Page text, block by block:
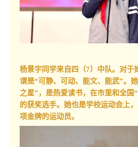
杨景宇同学来自四（7）中队。对于
谓是“可静、可动、能文、能武”。
之星”，是热爱读书，在市里和全国
的获奖选手。她也是学校运动会上
项金牌的运动员。